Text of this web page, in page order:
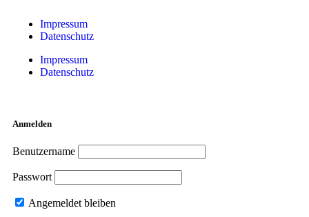
Impressum
Datenschutz
Impressum
Datenschutz
Anmelden
Benutzername
Passwort
Angemeldet bleiben